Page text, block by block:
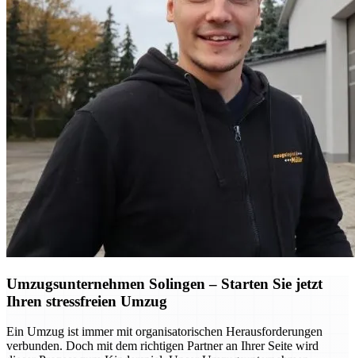
Umzugsunternehmen Solingen – Starten Sie jetzt
Ihren stressfreien Umzug
Ein Umzug ist immer mit organisatorischen Herausforderungen
verbunden. Doch mit dem richtigen Partner an Ihrer Seite wird